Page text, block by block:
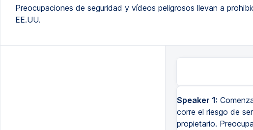
Preocupaciones de seguridad y vídeos peligrosos llevan a
EE.UU.
Speaker 1:
corre el riesgo de
propietario.